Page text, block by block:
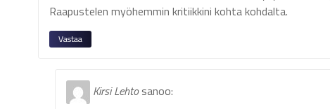
Raapustelen myöhemmin kritiikkini kohta kohdalta.
Vastaa
Kirsi Lehto sanoo: